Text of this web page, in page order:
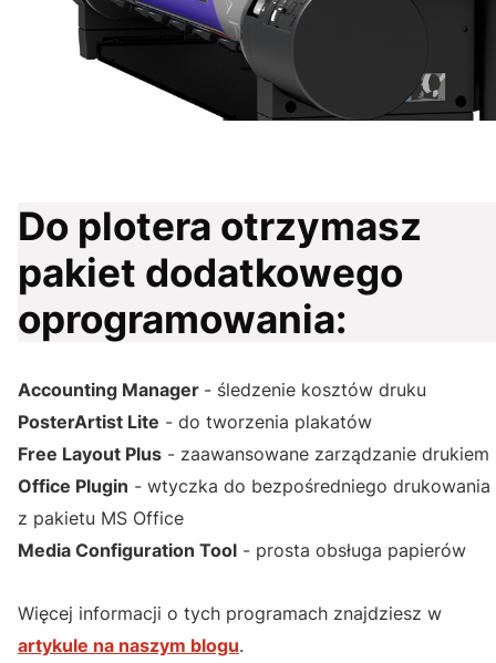
Do plotera otrzymasz
pakiet dodatkowego
oprogramowania:
Accounting Manager - śledzenie kosztów druku
PosterArtist Lite - do tworzenia plakatów
Free Layout Plus - zaawansowane zarządzanie drukiem
Office Plugin - wtyczka do bezpośredniego drukowania
z pakietu MS Office
Media Configuration Tool - prosta obsługa papierów
Więcej informacji o tych programach znajdziesz w
artykule na naszym blogu.